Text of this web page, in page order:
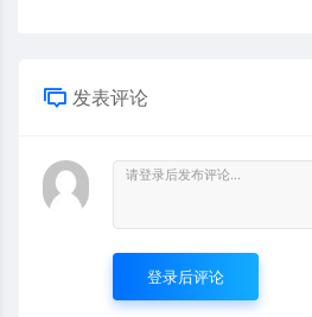
发表评论
登录后评论